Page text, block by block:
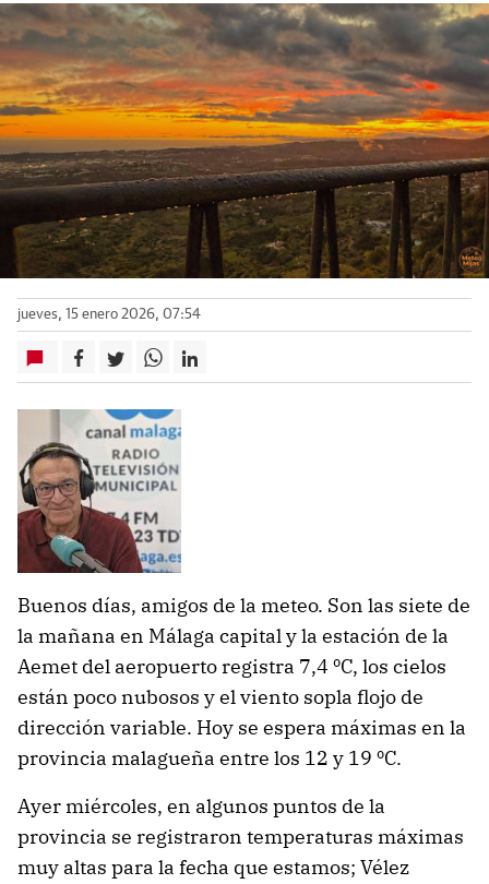
jueves, 15 enero 2026, 07:54
Buenos días, amigos de la meteo. Son las siete de
la mañana en Málaga capital y la estación de la
Aemet del aeropuerto registra 7,4 ºC, los cielos
están poco nubosos y el viento sopla flojo de
dirección variable. Hoy se espera máximas en la
provincia malagueña entre los 12 y 19 ºC.
Ayer miércoles, en algunos puntos de la
provincia se registraron temperaturas máximas
muy altas para la fecha que estamos; Vélez